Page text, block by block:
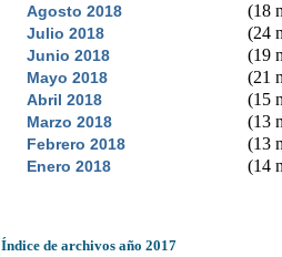
Agosto 2018 (18
Julio 2018 (24
Junio 2018 (19
Mayo 2018 (21
Abril 2018 (15
Marzo 2018 (13
Febrero 2018 (13
Enero 2018 (14
Índice de archivos año 2017